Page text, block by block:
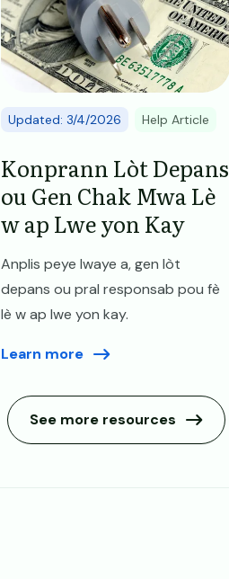
Updated: 3/4/2026 Help Article
Konprann Lòt Depans
ou Gen Chak Mwa Lè
w ap Lwe yon Kay
Anplis peye lwaye a, gen lòt
depans ou pral responsab pou fè
lè w ap lwe yon kay.
Learn more
See more resources